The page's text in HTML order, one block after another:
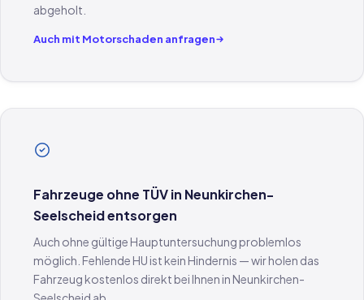
abgeholt.
Auch mit Motorschaden anfragen
Fahrzeuge ohne TÜV in Neunkirchen-
Seelscheid entsorgen
Auch ohne gültige Hauptuntersuchung problemlos
möglich. Fehlende HU ist kein Hindernis — wir holen das
Fahrzeug kostenlos direkt bei Ihnen in Neunkirchen-